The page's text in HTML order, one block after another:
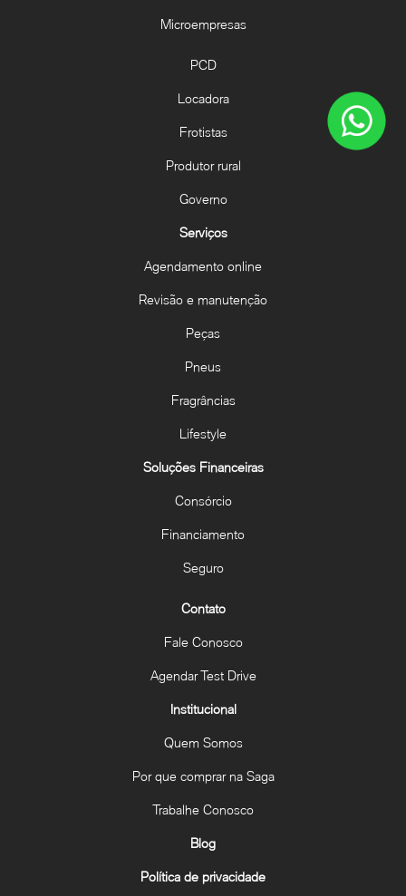
Microempresas
PCD
Locadora
Frotistas
Produtor rural
Governo
Serviços
Agendamento online
Revisão e manutenção
Peças
Pneus
Fragrâncias
Lifestyle
Soluções Financeiras
Consórcio
Financiamento
Seguro
Contato
Fale Conosco
Agendar Test Drive
Institucional
Quem Somos
Por que comprar na Saga
Trabalhe Conosco
Blog
Política de privacidade